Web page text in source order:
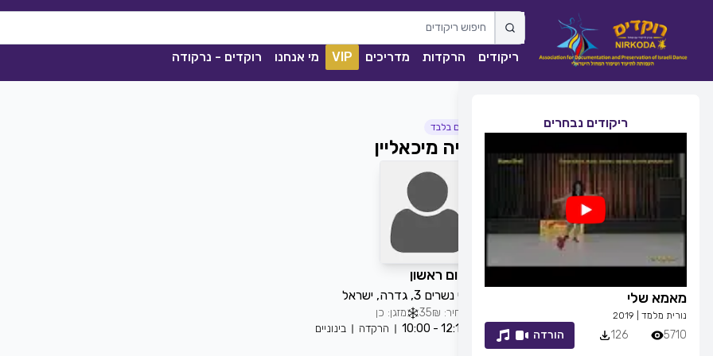
ריקודים הרקדות מדריכים VIP מי אנחנו רוקדים - נרקודה
ריקודים נבחרים
מאמא שלי
נורית מלמד 2019
5710
126 הורדה
זמן לחייך
רפי זיו|
2013
7053
83
נשים בלבד
יוליה מיכאליין
כל יום ראשון
כנפי נשרים 3, גדרה, ישראל
מחיר: 35₪
מזגן: כן
12:15 - 10:00
הרקדה בינוניים